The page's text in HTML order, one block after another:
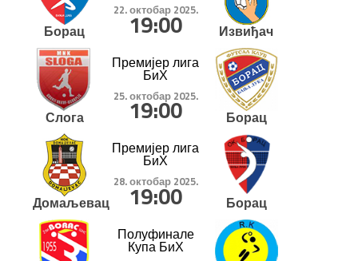
Борац
22. октобар 2025.
19:00 Извиђач
Слога
Премијер лига
БиХ
25. октобар 2025.
19:00 Борац
Домаљевац
Премијер лига
БиХ
28. октобар 2025.
19:00
Борац
Полуфинале
Купа БиХ